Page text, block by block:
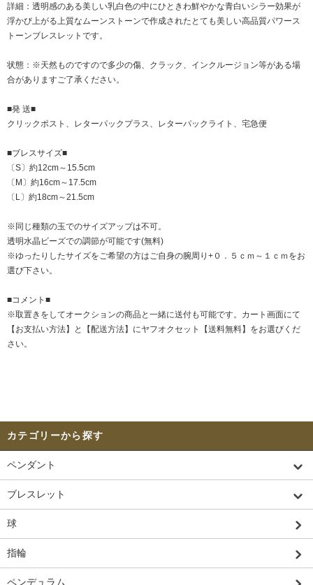
詳細：透明感のある美しい乳白色の中にひときわ鮮やかな青白いシラー効果が
浮かび上がる上質なムーンストーンで作成されたとても美しい高品質パワース
トーンブレスレットです。
状態：※天然ものですので多少の傷、クラック、インクルージョン等がある場
合がありますご了承ください。
■発 送■
クリックポスト、レターパックプラス、レターパックライト、宅急便
■ブレスサイズ■
〔S〕約12cm～15.5cm
〔M〕約16cm～17.5cm
〔L〕約18cm～21.5cm
※同じ種類の玉でのサイズアップは不可。
透明水晶ビーズでの調節が可能です(無料)
※ゆったりしたサイズをご希望の方はご自身の腕周り+０．５ｃｍ～１ｃｍをお
選び下さい。
■コメント■
※取置きをしてオークションの商品と一緒に送付も可能です。カート画面にて
【お支払い方法】と【配送方法】にヤフオクセット【送料無料】をお選びくだ
さい。
カテゴリーから探す
ペンダント
ブレスレット
球
指輪
ペンデュラム